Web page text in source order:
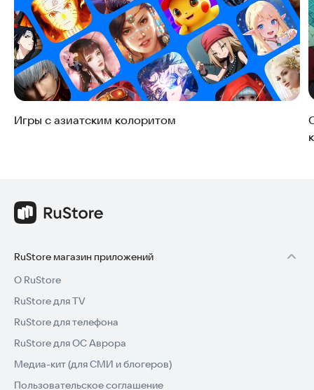
Игры с азиатским колоритом
RuStore магазин приложений
О RuStore
RuStore для TV
RuStore для телефона
RuStore для ОС Аврора
Медиа-кит (для СМИ и блогеров)
Пользовательское соглашение